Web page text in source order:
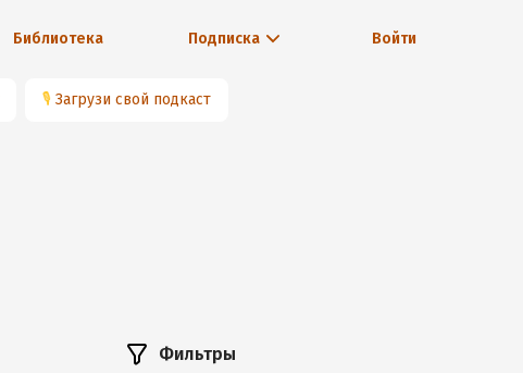
Библиотека Подписка Войти
🎙 Загрузи свой подкаст
Фильтры